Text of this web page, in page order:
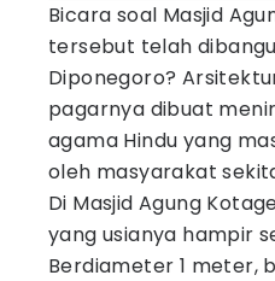
Bicara soal Masjid
tersebut telah
Diponegoro?
pagarnya dibuat
agama Hindu yang
oleh masyarakat
Di Masjid Agung
yang usianya hampir
Berdiameter 1 meter,